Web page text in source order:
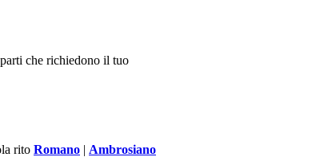
che richiedono il tuo
rito Romano | Ambrosiano